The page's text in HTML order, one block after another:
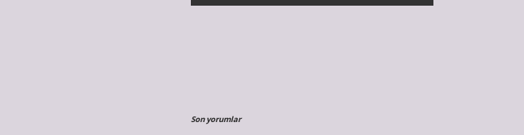
Son yorumlar